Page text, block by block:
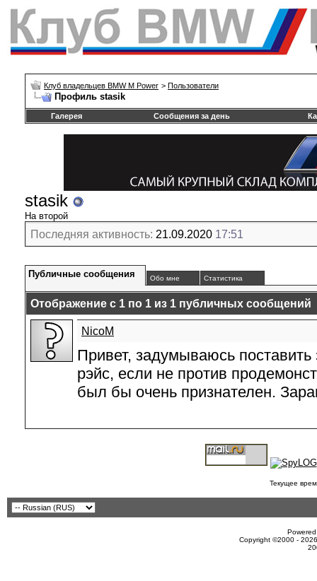
Клуб владельцев BMW M Power > Пользователи
Профиль stasik
Галерея Сообщения за день
stasik
На второй
Последняя активность: 21.09.2020 17:51
Публичные сообщения Обо мне Статистика
Отображение с 1 по 1 из 1 публичных сообщений
NicoM
Привет, задумываюсь
рэйс, если не против
был бы очень признателен.
Текущее
Copyright ©2000 -